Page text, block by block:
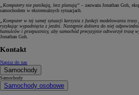
„Komputery nie panikują, lecz planują” – zauważa Jonathan Goh,
samochodem w ekstremalnych sytuacjach.
„Komputer w tej samej sytuacji korzysta z funkcji modelowania trasy
ryzykując wypadnięcia z jezdni. Następnie dobiera do niej
hamulców i przepustnicy, aby samochód precyzyjnie odtworzył trasę
Jonathan Goh.
Kontakt
Napisz do nas
Samochody
Samochody
Samochody osobowe